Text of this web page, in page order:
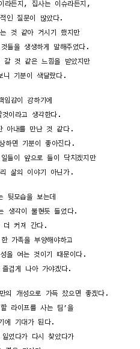
라든지, 집사는 이슈라든지,
인 질문이 많았다.
것 같아 거시기 했지만
들을 생생하게 말해주었다.
갈 것 같은 느낌을 받았지만
니 기분이 색달랐다.
임감이 강하기에
이라고 생각한다.
아내를 만난 것 같다.
하면 기분이 좋아진다.
들이 앞으로 들이 닥치겠지만
삶의 이야기 아닌가.
뒷모습을 보는데
생각이 불현듯 들었다.
더 커져 간다.
가족을 부양해야하고
을 여는 것이기 때문이다.
겁게 나아 가야겠다.
의 개성으로 가득 찼으면 좋겠다.
라이프를 사는 팀’을
에 기대가 된다.
었다가 다시 찾았다가